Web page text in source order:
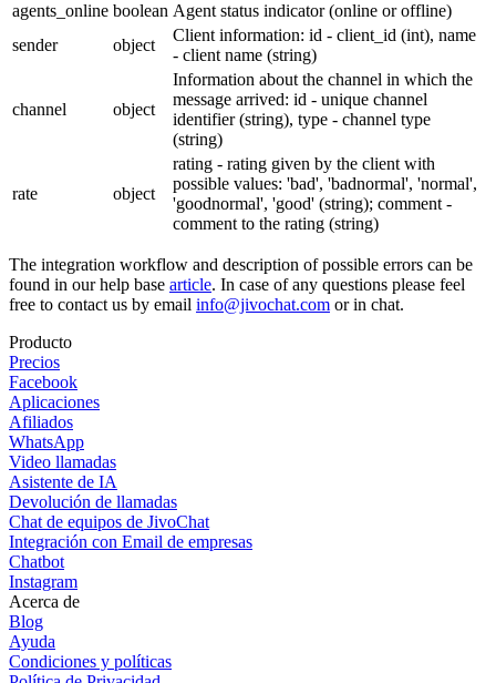
agents_online boolean Agent status indicator (online or offline)
sender
object
Client information: id - client_id (int), name
- client name (string)
channel object
Information about the channel in which the
message arrived: id - unique channel
identifier (string), type - channel type
(string)
rate object
rating - rating given by the client with
possible values: 'bad', 'badnormal', 'normal',
'goodnormal', 'good' (string); comment -
comment to the rating (string)
The integration workflow and description of possible errors can be
found in our help base article. In case of any questions please feel
free to contact us by email info@jivochat.com or in chat.
Producto
Precios
Facebook
Aplicaciones
Afiliados
WhatsApp
Video llamadas
Asistente de IA
Devolución de llamadas
Chat de equipos de JivoChat
Integración con Email de empresas
Chatbot
Instagram
Acerca de
Blog
Ayuda
Condiciones y políticas